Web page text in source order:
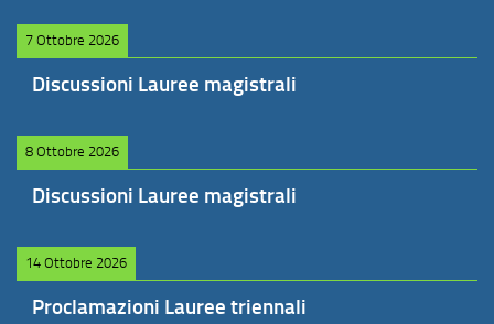
7 Ottobre 2026
Discussioni Lauree magistrali
8 Ottobre 2026
Discussioni Lauree magistrali
14 Ottobre 2026
Proclamazioni Lauree triennali